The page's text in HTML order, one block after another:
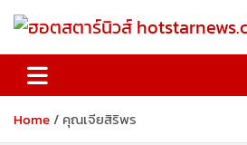
ฮอตสตาร์นิวส์
Home คุณเจียสิริพร